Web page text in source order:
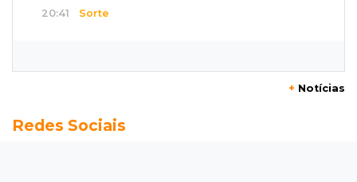
20:41 Sorte
Com 11 gatos, morador pede fim do abandono
+ Notícias
Redes Sociais